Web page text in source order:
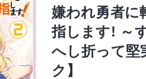
嫌われ勇者に
指します! ～
へし折って堅
ク】